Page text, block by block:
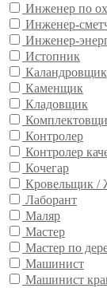
Инженер по
Инженер-
Инженер-
Истопник
Каландровщик
Каменщик
Кладовщик
Контролер
Контролер
Кочегар
Кровельщик /
Лаборант
Маляр
Мастер
Мастер по
Машинист
Машинист